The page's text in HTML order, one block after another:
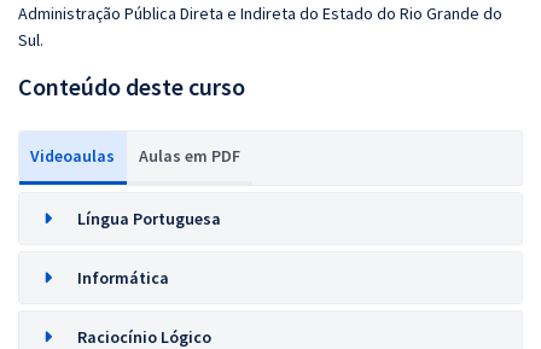
Administração Pública Direta e Indireta do Estado do Rio Grande do
Sul.
Conteúdo deste curso
Videoaulas Aulas em PDF
Língua Portuguesa
Informática
Raciocínio Lógico